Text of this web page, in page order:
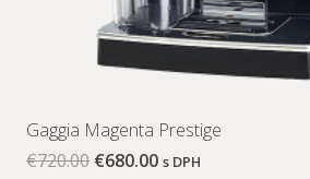
Gaggia Magenta Prestige
€720.00 €680.00 s DPH